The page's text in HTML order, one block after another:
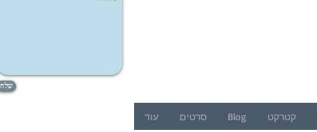
שלח
קטרקט Blog סרטים עוד